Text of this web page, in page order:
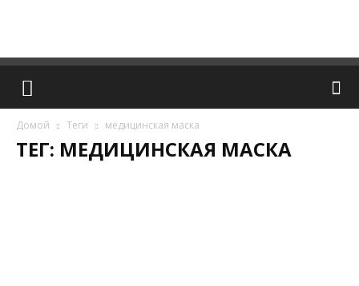
Домой Теги медицинская маска
ТЕГ: МЕДИЦИНСКАЯ МАСКА